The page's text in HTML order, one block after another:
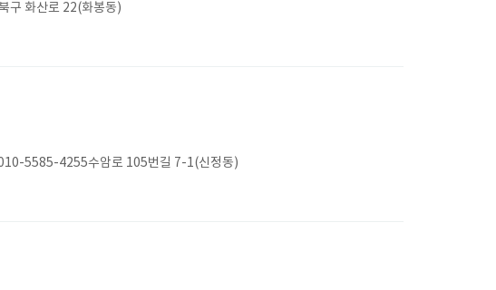
구 화산로 22(화봉동)
5585-4255수암로 105번길 7-1(신정동)